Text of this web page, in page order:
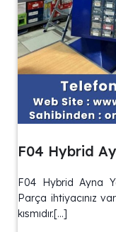
F04 Hybrid
F04 Hybrid Ayna
Parça ihtiyacınız
kısmıdır.[…]